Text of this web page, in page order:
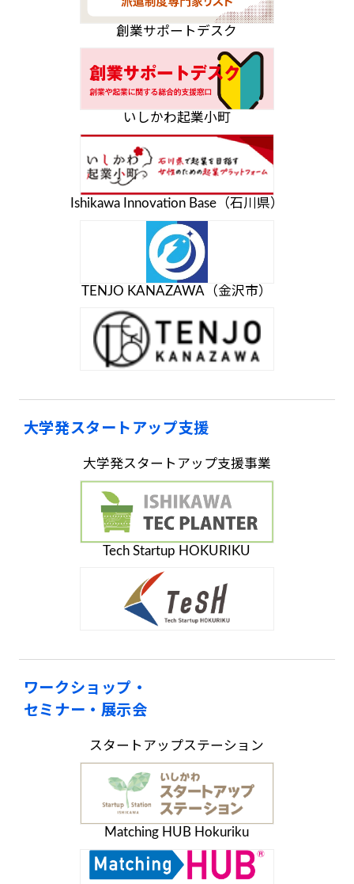
創業サポートデスク
いしかわ起業小町
Ishikawa Innovation Base（石川県）
TENJO KANAZAWA（金沢市）
大学発スタートアップ支援
大学発スタートアップ支援事業
Tech Startup HOKURIKU
ワークショップ・
セミナー・展示会
スタートアップステーション
Matching HUB Hokuriku